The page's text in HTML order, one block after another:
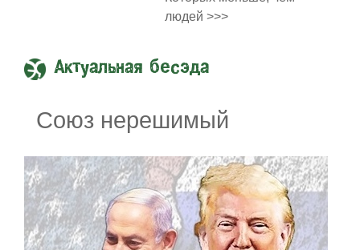
людей >>>
Актуальная бесэда
Союз нерешимый